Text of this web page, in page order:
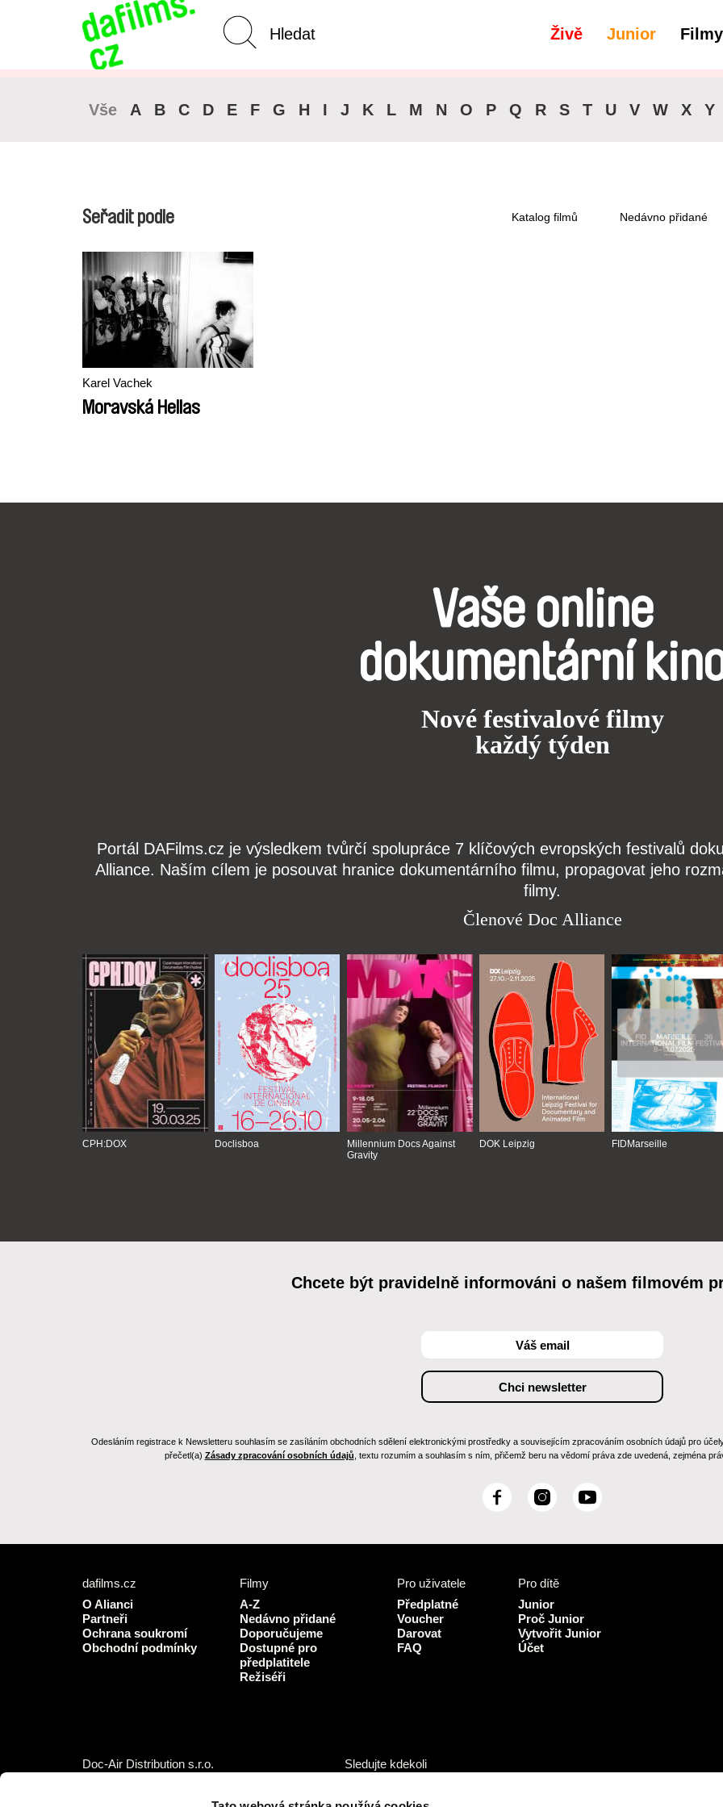
Živě Junior Filmy
Pokročilé vyhledávání
Vše A B C D E F G H I J K L M N O P Q R S T U V W X Y
Seřadit podle Katalog filmů Nedávno přidané
Karel Vachek
Moravská Hellas
Vaše online
dokumentární
Nové festivalové filmy
každý týden
Portál DAFilms.cz je výsledkem tvůrčí spolupráce 7 klíčových evropských festivalů
Alliance. Naším cílem je posouvat hranice dokumentárního filmu, propagovat jeho
filmy.
Členové Doc Alliance
CPH:DOX Doclisboa
Millennium Docs Against
Gravity
DOK Leipzig FIDMarseille
Chcete být pravidelně informováni o našem filmovém
Odesláním registrace k Newsletteru souhlasím se zasíláním obchodních sdělení elektronickými prostředky a souvisejícím zpracováním osobních údajů pro
přečetl(a) Zásady zpracování osobních údajů , textu rozumím a souhlasím s ním, přičemž beru na vědomí práva zde uvedená, zejména
F
I
g
r
a
m
Y
dafilms.cz
O Alianci
Partneři
Ochrana soukromí
Obchodní podmínky
Filmy
A-Z
Nedávno přidané
Doporučujeme
Dostupné pro
předplatitele
Režiséři
Pro uživatele
Předplatné
Voucher
Darovat
FAQ
Pro dítě
Junior
Proč Junior
Vytvořit Junior
Účet
Doc-Air Distribution s.r.o.
IČO: 10981241, DIČ: CZ10981241
Sledujte kdekoli